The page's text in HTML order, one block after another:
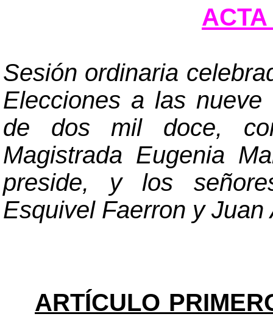
ACTA
Sesión ordinaria
Elecciones a las
de dos mil doce,
Magistrada Eugenia
preside, y los
Esquivel Faerron y
ARTÍCULO